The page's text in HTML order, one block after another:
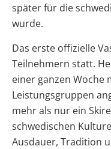
später für die
wurde.
Das erste offizielle
Teilnehmern statt.
einer ganzen Woche
Leistungsgruppen
mehr als nur ein
schwedischen
Ausdauer, Tradition